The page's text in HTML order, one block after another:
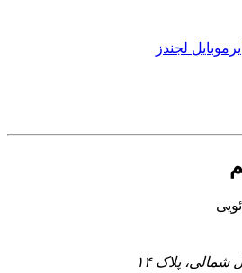
موبایل لجندز
شمالی، پلاک ۱۴